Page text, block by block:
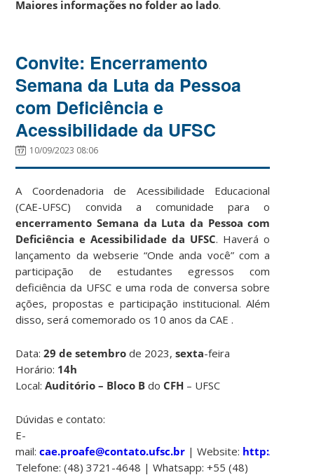
Maiores informações no folder ao lado.
Convite: Encerramento
Semana da Luta da Pessoa
com Deficiência e
Acessibilidade da UFSC
10/09/2023 08:06
A Coordenadoria de Acessibilidade Educacional
(CAE-UFSC) convida a comunidade para o
encerramento Semana da Luta da Pessoa com
Deficiência e Acessibilidade da UFSC. Haverá o
lançamento da webserie “Onde anda você” com a
participação de estudantes egressos com
deficiência da UFSC e uma roda de conversa sobre
ações, propostas e participação institucional. Além
disso, será comemorado os 10 anos da CAE .
Data:29 de setembro de 2023,sexta-feira
Horário: 14h
Local:Auditório – Bloco B do CFH – UFSC
Dúvidas e contato:
E-
mail:cae.proafe@contato.ufsc.br | Website: http://
Telefone: (48) 3721-4648 | Whatsapp: +55 (48)